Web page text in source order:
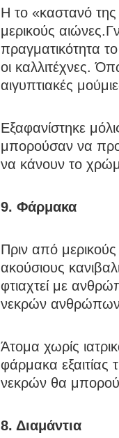
Η το «καστανό
μερικούς
πραγματικότητα
οι καλλιτέχνες.
αιγυπτιακές
Εξαφανίστηκε
μπορούσαν να
να κάνουν το
9. Φάρμακα
Πριν από
ακούσιους
φτιαχτεί με
νεκρών
Άτομα χωρίς
φάρμακα εξαιτίας
νεκρών θα
8. Διαμάντια